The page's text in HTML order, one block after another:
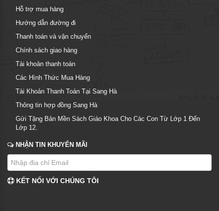
Hỗ trợ mua hàng
Hướng dẫn đường đi
Thanh toán và vận chuyển
Chính sách giao hàng
Tài khoản thanh toán
Các Hình Thức Mua Hàng
Tài Khoản Thanh Toán Tại Sang Hà
Thông tin hợp đồng Sang Hà
Gửi Tặng Bản Mền Sách Giáo Khoa Cho Các Con Từ Lớp 1 Đến
Lớp 12.
NHẬN TIN KHUYẾN MÃI
KẾT NỐI VỚI CHÚNG TÔI